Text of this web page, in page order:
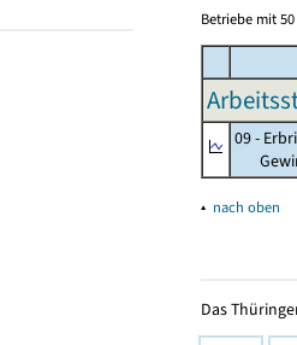
Betriebe mit
09 -
▴ nach oben
Das